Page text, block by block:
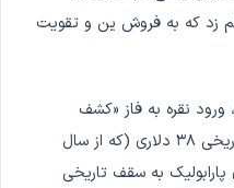
زد که به فروش ین و تقویت
ورود نقره به فاز «کشف
قیمت» پس از شکست مقاومت تاریخی ۳۸ دلاری (که از سال
پارابولیک به سقف تاریخی